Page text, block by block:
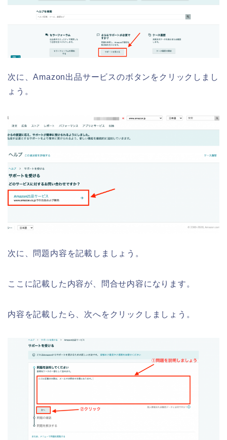
次に、Amazon出品サービスのボタンをクリックしまし
ょう。
次に、問題内容を記載しましょう。
ここに記載した内容が、問合せ内容になります。
内容を記載したら、次へをクリックしましょう。